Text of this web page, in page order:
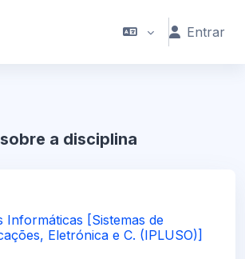
Entrar
a disciplina
Informáticas [Sistemas de
Eletrónica e C. (IPLUSO)]